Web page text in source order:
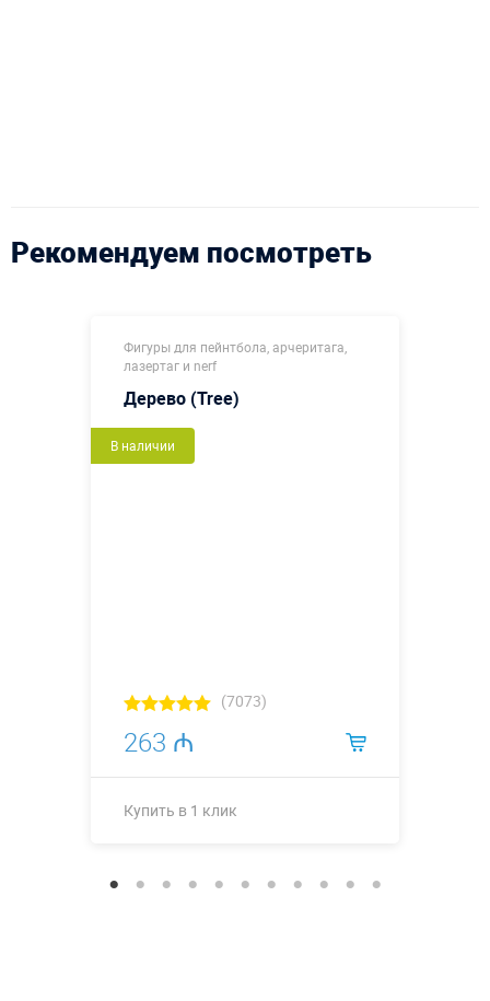
Рекомендуем посмотреть
Фигуры для пейнтбола, арчеритага,
лазертаг и nerf
Дерево (Tree)
В наличии
(7073)
263 ₼
Купить в 1 клик